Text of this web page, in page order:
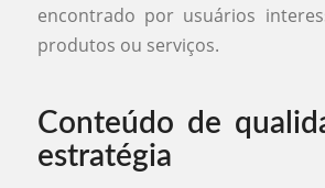
encontrado por usuários
produtos ou serviços.
Conteúdo de
estratégia